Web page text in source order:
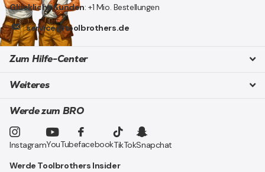
Glückliche Kunden: +1 Mio. Bestellungen
service@toolbrothers.de
Zum Hilfe-Center
Weiteres
Werde zum BRO
InstagramYouTubefacebookTikTokSnapchat
Werde Toolbrothers Insider